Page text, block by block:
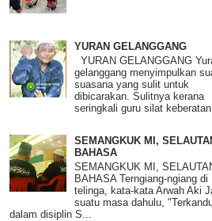
YURAN GELANGGANG
YURAN GELANGGANG
gelanggang menyimpulkan
suasana yang sulit untuk
dibicarakan. Sulitnya kerana
seringkali guru silat
SEMANGKUK MI,
BAHASA
SEMANGKUK MI,
BAHASA Terngiang-ngiang di
telinga, kata-kata Arwah Aki
suatu masa dahulu,
dalam disiplin S...